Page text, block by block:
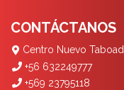
CONTÁCTANOS
Centro Nuevo
+56 632249777
+569 23795118